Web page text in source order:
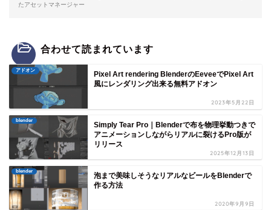
たアセットマネージャー
合わせて読まれています
アドオン
Pixel Art rendering BlenderのEeveeでPixel Art
風にレンダリング出来る無料アドオン
2023年5月22日
blender
Simply Tear Pro｜Blenderで布を物理挙動つきで
アニメーションしながらリアルに裂けるPro版が
リリース
2025年12月13日
blender
泡まで美味しそうなリアルなビールをBlenderで
作る方法
2020年9月9日